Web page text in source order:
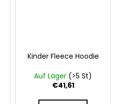
Kinder Fleece Hoodie
Auf Lager (>5 St)
€41,61